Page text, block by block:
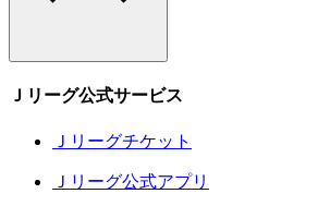
Ｊリーグ公式サービス
Ｊリーグチケット
Ｊリーグ公式アプリ